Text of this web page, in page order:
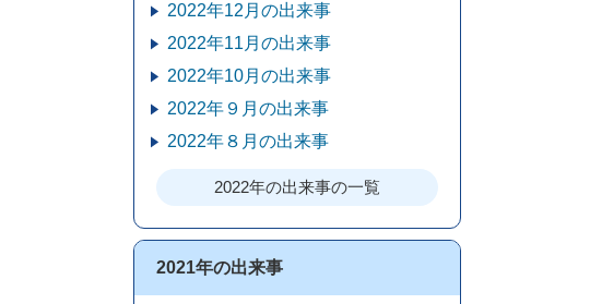
2022年12月の出来事
2022年11月の出来事
2022年10月の出来事
2022年９月の出来事
2022年８月の出来事
2022年の出来事の一覧
2021年の出来事